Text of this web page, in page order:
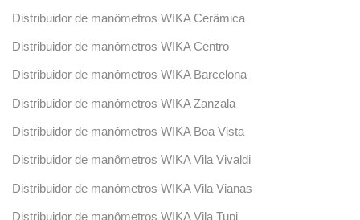
Distribuidor de manômetros WIKA Cerâmica
Distribuidor de manômetros WIKA Centro
Distribuidor de manômetros WIKA Barcelona
Distribuidor de manômetros WIKA Zanzala
Distribuidor de manômetros WIKA Boa Vista
Distribuidor de manômetros WIKA Vila Vivaldi
Distribuidor de manômetros WIKA Vila Vianas
Distribuidor de manômetros WIKA Vila Tupi